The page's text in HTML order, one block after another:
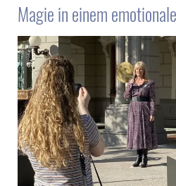
Magie in einem